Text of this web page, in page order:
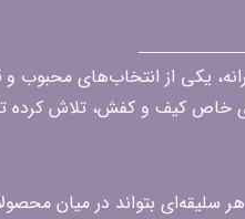
و دخترانه، یکی از انتخاب‌های محبوب
خاص کیف و کفش، تلاش کرده
سلیقه‌ای بتواند در میان